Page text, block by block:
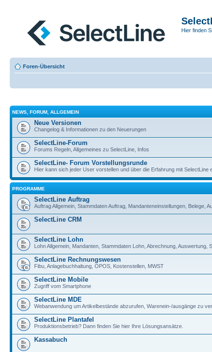
Hier finden
Foren-Übersicht
NEWS, FORUM, ALLGEMEIN
Neue Versionen
Changelog & Informationen zu den Neuerungen
SelectLine-Forum
Forums Regeln, Allgemeines zu SelectLine, Infos
SelectLine- Forum Vorstellungsrunde
Hier kann sich jeder User vorstellen und über die Erfahrung mit SelectLine
PROGRAMME
SelectLine Auftrag
Auftrag Allgemein, Stammdaten Auftrag, Mandanteneinstellungen, Belege,
SelectLine CRM
SelectLine Lohn
Lohn Allgemein, Mandanten, Stammdaten Lohn, Abrechnung, Auswertung,
SelectLine Rechnungswesen
Fibu, Anlagebuchhaltung, OPOS, Kostenstellen, MWST
SelectLine Mobile
Zugriff vom Smartphone
SelectLine MDE
Webanwendung um Artikelbestände abzurufen, Warenein-/ausgänge zu
SelectLine Plantafel
Produktionsbetrieb? Dann finden Sie hier Ihre Lösungsansätze.
Kassabuch